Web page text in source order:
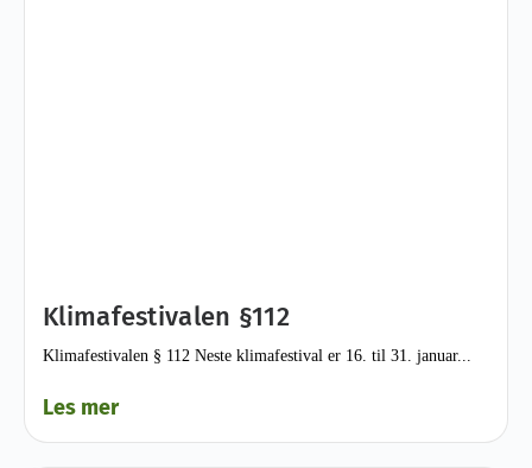
Klimafestivalen §112
Klimafestivalen § 112 Neste klimafestival er 16. til 31. januar...
Les mer